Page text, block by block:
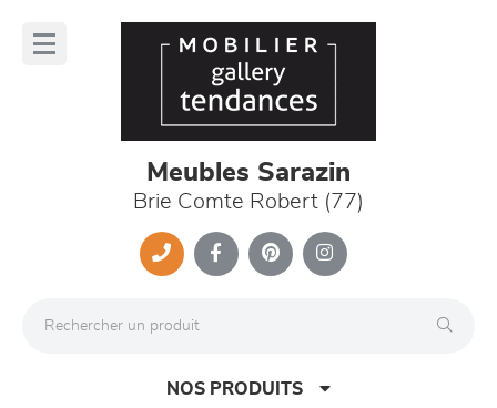
Meubles Sarazin
Brie Comte Robert (77)
NOS PRODUITS